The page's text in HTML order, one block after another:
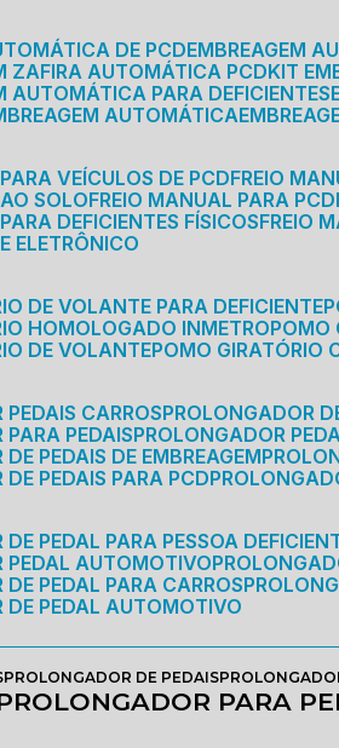
DE PCD EMBREAGEM
ZAFIRA AUTOMÁTICA PCD
KIT
AUTOMÁTICA PARA DEFICIENTES
AUTOMÁTICA
VEÍCULOS DE PCD FREIO
SOLO FREIO MANUAL PARA PCD
DEFICIENTES FÍSICOS FREIO
ELETRÔNICO
DE VOLANTE PARA DEFICIENTE
HOMOLOGADO INMETRO
DE VOLANTE POMO
PEDAIS CARROS
PROLONGADOR
PARA PEDAIS PROLONGADOR
DE PEDAIS DE EMBREAGEM
DE PEDAIS PARA PCD
DE PEDAL PARA PESSOA
PEDAL AUTOMOTIVO
DE PEDAL PARA CARROS
DE PEDAL AUTOMOTIVO
PROLONGADOR DE PEDAIS
PARA